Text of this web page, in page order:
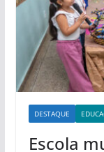
DESTAQUE
Escola